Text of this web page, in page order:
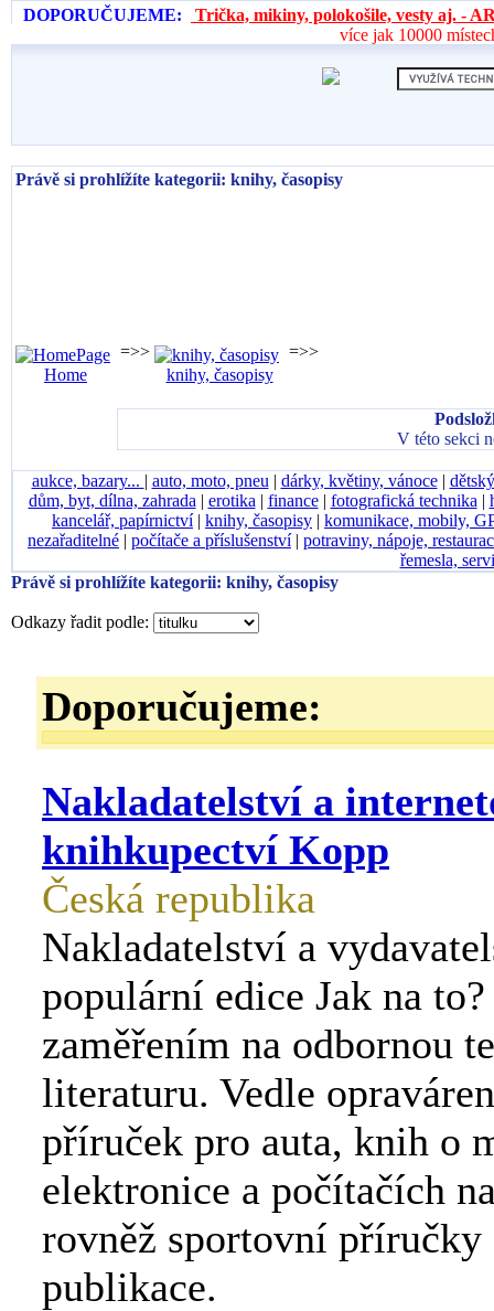
DOPORUČUJEME:
Trička, mikiny, polokošile, vesty aj. -
více jak 10000
Právě si prohlížíte kategorii: knihy, časopisy
Home
=>>
knihy, časopisy
=>>
V této sekci
aukce, bazary... | auto, moto, pneu | dárky, květiny, vánoce|
dům, byt, dílna, zahrada | erotika | finance| fotografická technika |
kancelář, papírnictví| knihy, časopisy | komunikace, mobily,
nezařaditelné | počítače a příslušenství| potraviny, nápoje,
řemesla,
Právě si prohlížíte kategorii: knihy, časopisy
Odkazy řadit podle:
Doporučujeme:
Nakladatelství a
knihkupectví Kopp
Česká republika
Nakladatelství a
populární edice Jak na to?
zaměřením na odbornou
literaturu. Vedle
příruček pro auta, knih o
elektronice a počítačích
rovněž sportovní příručky
publikace.